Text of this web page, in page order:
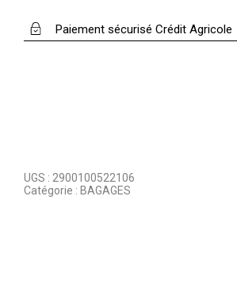
Paiement sécurisé Crédit Agricole
UGS : 2900100522106
Catégorie : BAGAGES